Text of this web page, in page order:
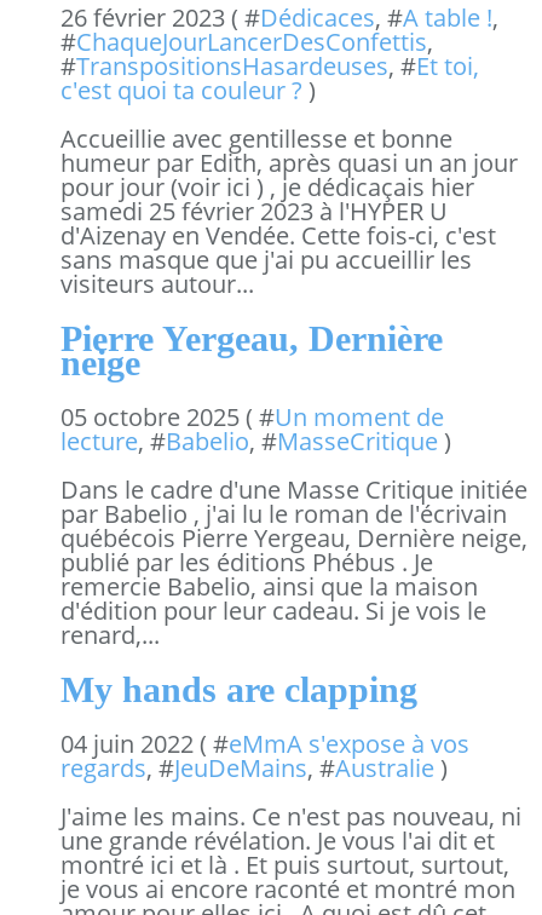
26 février 2023 ( #Dédicaces, #A table !,
#ChaqueJourLancerDesConfettis,
#TranspositionsHasardeuses, #Et toi,
c'est quoi ta couleur ? )
Accueillie avec gentillesse et bonne
humeur par Edith, après quasi un an jour
pour jour (voir ici ) , je dédicaçais hier
samedi 25 février 2023 à l'HYPER U
d'Aizenay en Vendée. Cette fois-ci, c'est
sans masque que j'ai pu accueillir les
visiteurs autour...
Pierre Yergeau, Dernière
neige
05 octobre 2025 ( #Un moment de
lecture, #Babelio, #MasseCritique )
Dans le cadre d'une Masse Critique initiée
par Babelio , j'ai lu le roman de l'écrivain
québécois Pierre Yergeau, Dernière neige,
publié par les éditions Phébus . Je
remercie Babelio, ainsi que la maison
d'édition pour leur cadeau. Si je vois le
renard,...
My hands are clapping
04 juin 2022 ( #eMmA s'expose à vos
regards, #JeuDeMains, #Australie )
J'aime les mains. Ce n'est pas nouveau, ni
une grande révélation. Je vous l'ai dit et
montré ici et là . Et puis surtout, surtout,
je vous ai encore raconté et montré mon